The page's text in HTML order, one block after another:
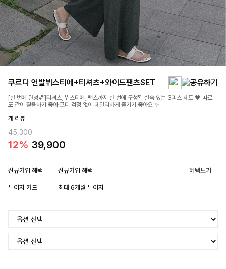
쿠르디 언발뷔스티에+티셔츠+와이드팬츠SET
[한 번에 완성💕]티셔츠, 뷔스티에, 팬츠까지 한 번에 구성된 실속 있는 3피스 세트 🖤 따로
또 같이 활용하기 좋아 코디 걱정 없이 데일리하게 즐기기 좋아요 ✨
개 리뷰
45,300
12% 39,900
신규가입 혜택 신규가입 혜택 혜택보기
무이자 카드 최대 6개월 무이자